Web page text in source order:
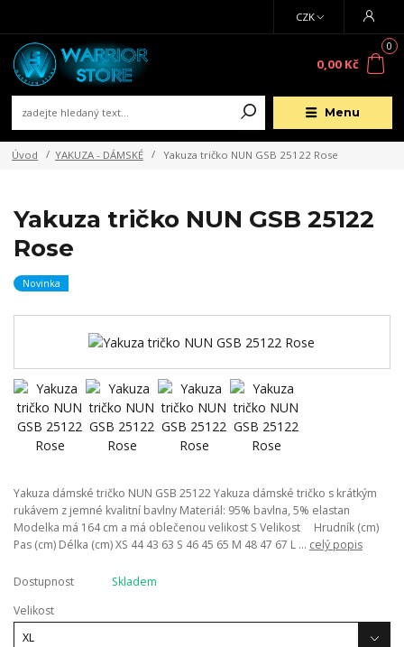
Menu
CZK
0
0,00 Kč
Úvod YAKUZA - DÁMSKÉ Yakuza tričko NUN GSB 25122 Rose
Yakuza tričko NUN GSB 25122
Rose
Novinka
Yakuza dámské tričko NUN GSB 25122 Yakuza dámské tričko s krátkým
rukávem z jemné kvalitní bavlny Materiál: 95% bavlna, 5% elastan
Modelka má 164 cm a má oblečenou velikost S Velikost Hrudník (cm)
Pas (cm) Délka (cm) XS 44 43 63 S 46 45 65 M 48 47 67 L ... celý popis
Dostupnost
Skladem
Velikost